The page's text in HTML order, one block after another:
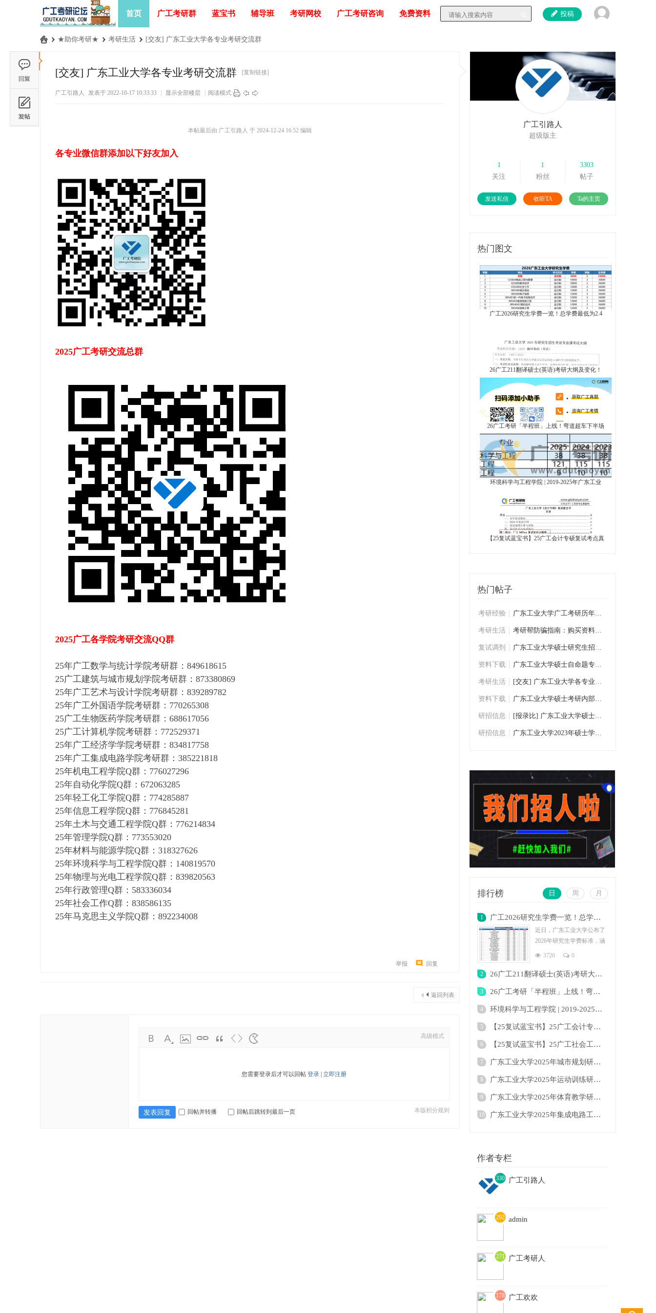
首页 广工考研群 蓝宝书 辅导班 考研网校 广工考研咨询 免费资料 投稿
› ★助你考研★ › 考研生活 › [交友] 广东工业大学各专业考研交流群
[交友] 广东工业大学各专业考研交流群 [复制链接]
广工引路人 发表于 2022-10-17 10:33:33 显示全部楼层 阅读模式
本帖最后由 广工引路人 于 2024-12-24 16:52 编辑
各专业微信群添加以下好友加入
2025广工考研交流总群
2025广工各学院考研交流QQ群
25年广工数学与统计学院考研群：849618615
25广工建筑与城市规划学院考研群：873380869
25年广工艺术与设计学院考研群：839289782
25年广工外国语学院考研群：770265308
25广工生物医药学院考研群：688617056
25广工计算机学院考研群：772529371
25年广工经济学学院考研群：834817758
25年广工集成电路学院考研群：385221818
25年机电工程学院Q群：776027296
25年自动化学院Q群：672063285
25年轻工化工学院Q群：774285887
25年信息工程学院Q群：776845281
25年土木与交通工程学院Q群：776214834
25年管理学院Q群：773553020
25年材料与能源学院Q群：318327626
25年环境科学与工程学院Q群：140819570
25年物理与光电工程学院Q群：839820563
25年行政管理Q群：583336034
25年社会工作Q群：838586135
25年马克思主义学院Q群：892234008
回复
举报
返回列表
高级模式
您需要登录后才可以回帖 登录 立即注册
本版积分规则
发表回复 回帖并转播 回帖后跳转到最后一页
广工引路人
超级版主
1
关注
1
粉丝
3303
帖子
发送私信 收听TA Ta的主页
热门图文
广工2026研究生学费一览！总学费最低为2.4
26广工211翻译硕士(英语)考研大纲及变化！
26广工考研「半程班」上线！弯道超车下半场
环境科学与工程学院 | 2019-2025年广东工业
【25复试蓝宝书】25广工会计专硕复试考点真
热门帖子
考研经验 广东工业大学广工考研历年学姐学长复试经验
考研生活 考研帮防骗指南：购买资料前必看
复试调剂 广东工业大学硕士研究生招生复试考生须知
资料下载 广东工业大学硕士自命题专业课考研历年真题
考研生活 [交友] 广东工业大学各专业考研交流群
资料下载 广东工业大学硕士考研内部资料/考研真题下
研招信息 [报录比] 广东工业大学硕士研究生数据统计
研招信息 广东工业大学2023年硕士学位研究生招生专业
排行榜 日 周 月
1 广工2026研究生学费一览！总学费最低为2.4
近日，广东工业大学公布了
2026年研究生学费标准，涵
盖全日制与非全日制多个专
3720 0
2 26广工211翻译硕士(英语)考研大纲及变化！
3 26广工考研「半程班」上线！弯道超车下半场
4 环境科学与工程学院 | 2019-2025年广东工业
5 【25复试蓝宝书】25广工会计专硕复试考点真
6 【25复试蓝宝书】25广工社会工作复试考点真
7 广东工业大学2025年城市规划研究生招生目录
8 广东工业大学2025年运动训练研究生招生目录
9 广东工业大学2025年体育教学研究生招生目录
10 广东工业大学2025年集成电路工程△（按研究
作者专栏
330
广工引路人
292 admin
271 广工考研人
178 广工欢欢